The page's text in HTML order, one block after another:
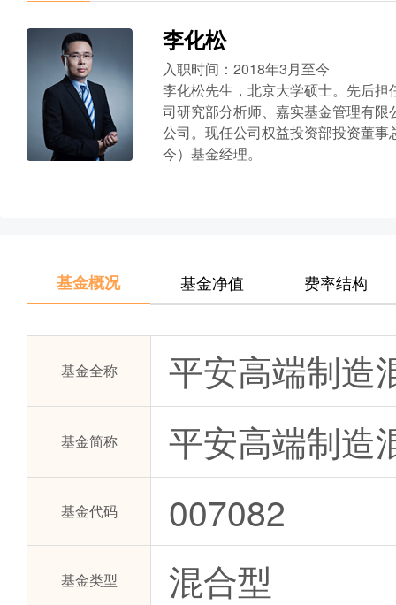
李化松
入职时间：2018年3月至今
李化松先生，北京大学硕士。先后
司研究部分析师、嘉实基金管理有
公司。现任公司权益投资部投资董
今）基金经理。
基金概况 基金净值 费率结构
基金全称 平安高端制造
基金简称 平安高端制造
基金代码 007082
基金类型 混合型